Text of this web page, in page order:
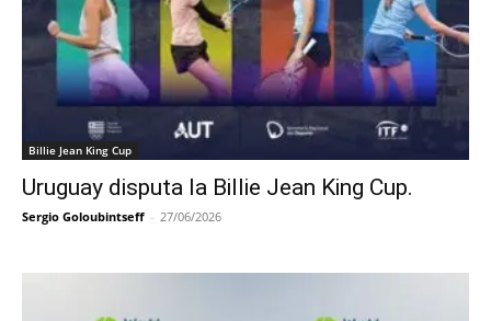
Billie Jean King Cup
Uruguay disputa la Billie Jean King Cup.
Sergio Goloubintseff - 27/06/2026